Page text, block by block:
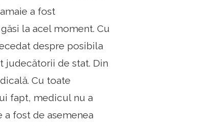
a fost
la acel moment. Cu
despre posibila
judecătorii de stat. Din
Cu toate
fapt, medicul nu a
fost de asemenea